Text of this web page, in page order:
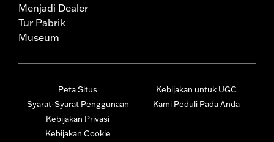
Menjadi Dealer
Tur Pabrik
Museum
Peta Situs
Syarat-Syarat Penggunaan
Kebijakan Privasi
Kebijakan Cookie
Kebijakan untuk UGC
Kami Peduli Pada Anda